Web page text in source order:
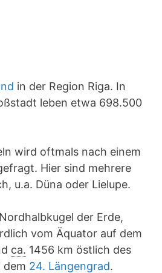
in der Region Riga. In
leben etwa 698.500
wird oftmals nach einem
Hier sind mehrere
u.a. Düna oder Lielupe.
der Erde,
vom Äquator auf dem
ca. 1456 km östlich des
dem 24. Längengrad.